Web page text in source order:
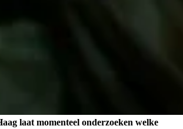
laat momenteel onderzoeken welke